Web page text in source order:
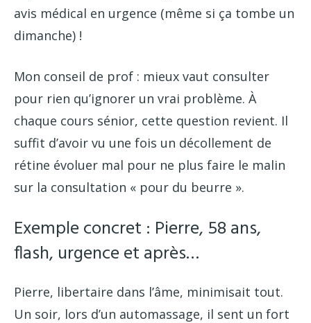
avis médical en urgence (même si ça tombe un
dimanche) !
Mon conseil de prof : mieux vaut consulter
pour rien qu’ignorer un vrai problème. À
chaque cours sénior, cette question revient. Il
suffit d’avoir vu une fois un décollement de
rétine évoluer mal pour ne plus faire le malin
sur la consultation « pour du beurre ».
Exemple concret : Pierre, 58 ans,
flash, urgence et après…
Pierre, libertaire dans l’âme, minimisait tout.
Un soir, lors d’un automassage, il sent un fort